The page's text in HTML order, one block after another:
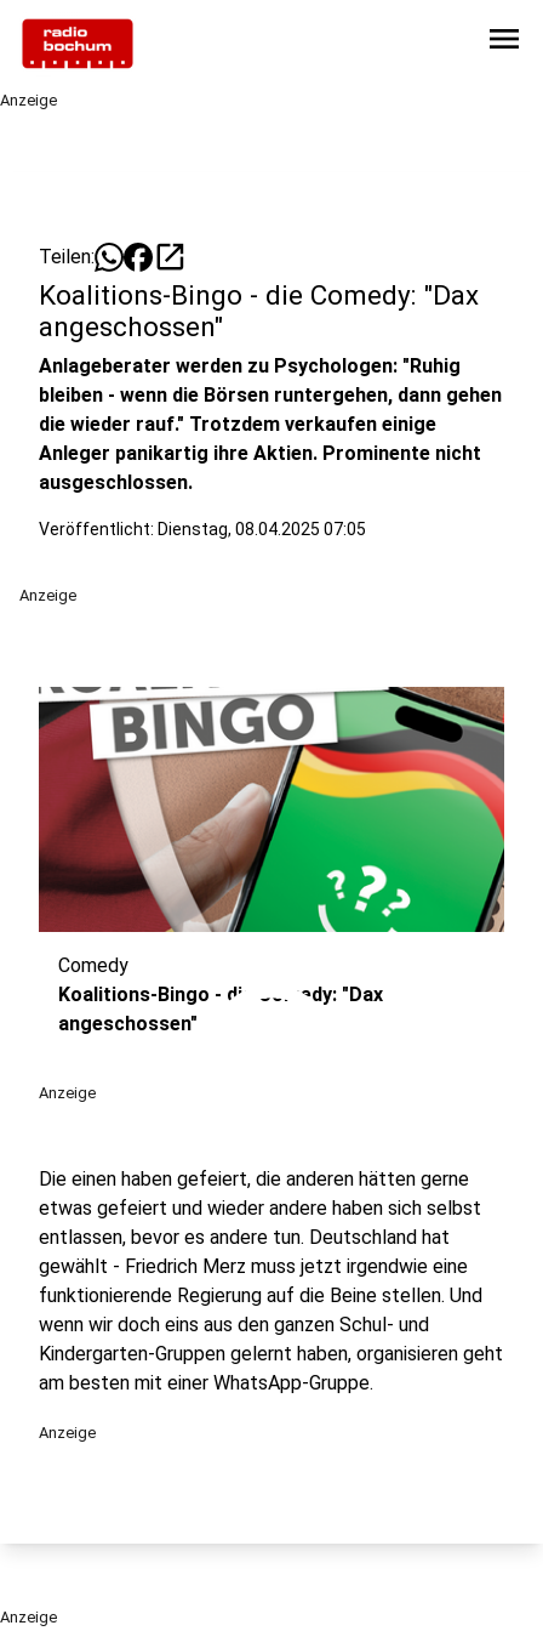
menu
Anzeige
Teilen: open_in_new
Koalitions-Bingo - die Comedy: "Dax
angeschossen"
Anlageberater werden zu Psychologen: "Ruhig
bleiben - wenn die Börsen runtergehen, dann gehen
die wieder rauf." Trotzdem verkaufen einige
Anleger panikartig ihre Aktien. Prominente nicht
ausgeschlossen.
Veröffentlicht: Dienstag, 08.04.2025 07:05
Anzeige
play_circle
Comedy
Koalitions-Bingo - die Comedy: "Dax
angeschossen"
Anzeige
Die einen haben gefeiert, die anderen hätten gerne
etwas gefeiert und wieder andere haben sich selbst
entlassen, bevor es andere tun. Deutschland hat
gewählt - Friedrich Merz muss jetzt irgendwie eine
funktionierende Regierung auf die Beine stellen. Und
wenn wir doch eins aus den ganzen Schul- und
Kindergarten-Gruppen gelernt haben, organisieren geht
am besten mit einer WhatsApp-Gruppe.
Anzeige
Anzeige